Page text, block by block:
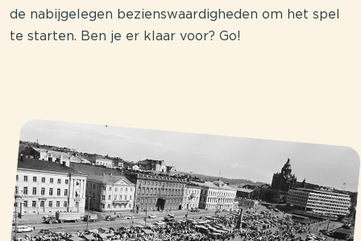
de nabijgelegen bezienswaardigheden om het spel
te starten. Ben je er klaar voor? Go!